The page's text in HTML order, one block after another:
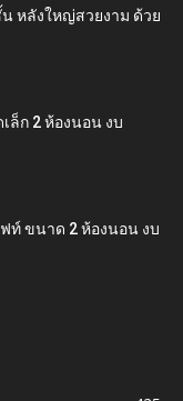
หลังใหญ่สวยงาม ด้วย
ล็ก 2 ห้องนอน งบ
ท์ ขนาด 2 ห้องนอน งบ